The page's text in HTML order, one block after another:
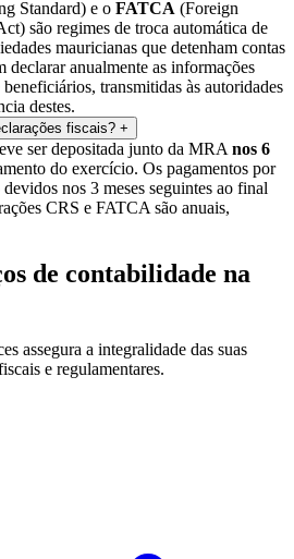
Standard) e o FATCA (Foreign
são regimes de troca automática de
mauricianas que detenham contas
declarar anualmente as informações
transmitidas às autoridades
destes.
fiscais? +
ser depositada junto da MRAnos 6
do exercício. Os pagamentos por
nos 3 meses seguintes ao final
CRS e FATCA são anuais,
de contabilidade na
assegura a integralidade das suas
e regulamentares.